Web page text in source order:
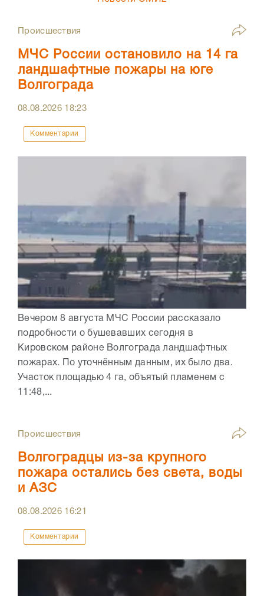
Происшествия
МЧС России остановило на 14 га
ландшафтные пожары на юге
Волгограда
08.08.2026 18:23
Комментарии
Вечером 8 августа МЧС России рассказало
подробности о бушевавших сегодня в
Кировском районе Волгограда ландшафтных
пожарах. По уточнённым данным, их было два.
Участок площадью 4 га, объятый пламенем с
11:48,...
Происшествия
Волгоградцы из-за крупного
пожара остались без света, воды
и АЗС
08.08.2026 16:21
Комментарии